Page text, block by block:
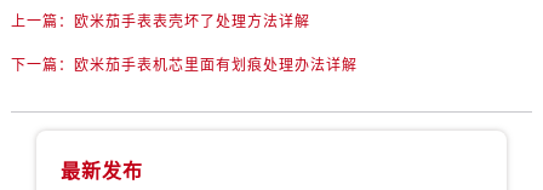
北京市东城区东长安街1号王府井东方广场W3座6层602室欧米茄售后服务中心（需提前预约）
上一篇： 欧米茄手表表壳坏了处理方法详解
下一篇： 欧米茄手表机芯里面有划痕处理办法详解
最新发布